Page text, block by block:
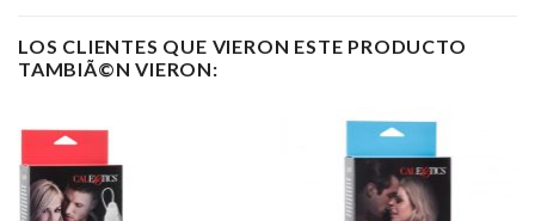
LOS CLIENTES QUE VIERON ESTE PRODUCTO
TAMBIÃ©N VIERON: